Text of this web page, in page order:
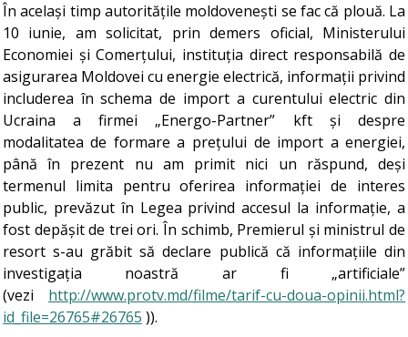
În același timp autoritățile moldovenești se fac că plouă. La
10 iunie, am solicitat, prin demers oficial, Ministerului
Economiei și Comerțului, instituția direct responsabilă de
asigurarea Moldovei cu energie electrică, informații privind
includerea în schema de import a curentului electric din
Ucraina a firmei „Energo-Partner” kft și despre
modalitatea de formare a prețului de import a energiei,
până în prezent nu am primit nici un răspund, deși
termenul limita pentru oferirea informației de interes
public, prevăzut în Legea privind accesul la informație, a
fost depășit de trei ori. În schimb, Premierul și ministrul de
resort s-au grăbit să declare publică că informațiile din
investigația noastră ar fi „artificiale”
(vezi http://www.protv.md/filme/tarif-cu-doua-opinii.html?
id_file=26765#26765 )).